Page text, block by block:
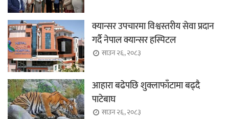
क्यान्सर उपचारमा विश्वस्तरीय सेवा प्रदान
गर्दै नेपाल क्यान्सर हस्पिटल
साउन २६, २०८३
आहारा बढेपछि शुक्लाफाँटामा बढ्दै
पाटेबाघ
साउन २६, २०८३